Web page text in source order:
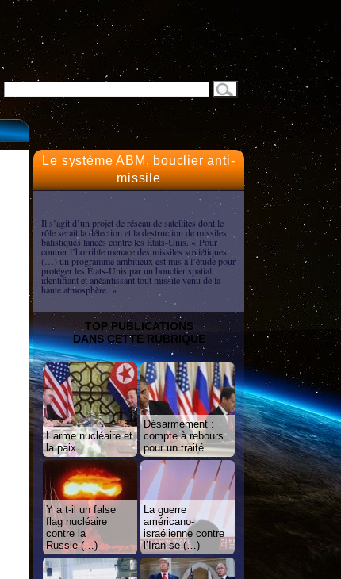
Le système ABM, bouclier anti-
missile
Il s’agit d’un projet de réseau de satellites dont le
rôle serait la détection et la destruction de missiles
balistiques lancés contre les États-Unis. « Pour
contrer l’horrible menace des missiles soviétiques
(…) un programme ambitieux est mis à l’étude pour
protéger les États-Unis par un bouclier spatial,
identifiant et anéantissant tout missile venu de la
haute atmosphère. »
TOP PUBLICATIONS
DANS CETTE RUBRIQUE
L’arme nucléaire et
la paix
Désarmement :
compte à rebours
pour un traité
Y a t-il un false
flag nucléaire
contre la
Russie (…)
La guerre
américano-
israélienne contre
l’Iran se (…)